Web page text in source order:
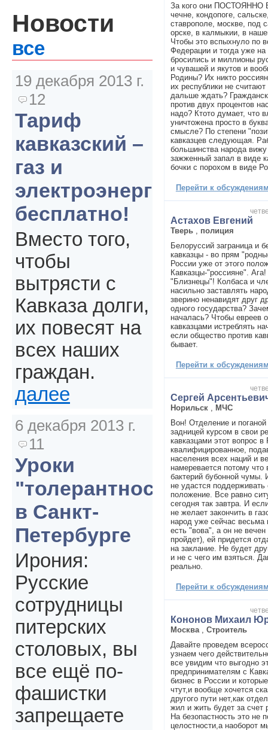
За кого они
чечне, кондопоге,
ставрополе, москве, под
орске, в калмыкии, в
Чтобы это вспыхнуло по
Федерации и тогда уже на
бросились и миллионы
и чувашей и якутов и
Родины? Их никто
их республики не
дальше ждать?
против двух процентов
надо? Ктото думает, что
уничтожена просто в
смысле? По степени
кавказцев следующая.
большинства народа
зажженный запал в виде
бочки с порохом в виде
Перейти к
Астахов Евгений
Тверь
полиция
Белоруссий заграница и
кавказцы - во прям
России уже от этого
Кавказцы-"россияне".
"Близнецы"! Колбаса и
насильно заставлять
зверино ненавидят друг
одного государства?
началась? Чтобы евреев
кавказцами истреблять
если общество против
бывает.
Перейти к
Сергей
Норильск
МЧС
Вон! Отделение и
задницей курсом в свои
кавказцами этот вопрос
квалифицированное,
населения всех наций и
намеревается потому
бактерий бубонной чумы.
не удастся
положение. Все равно
сегодня так завтра. И
не желает закончить в
народ уже сейчас весьма
есть "вова", а он не
пройдет), ей придется
на заклание. Не будет
и не с чего им взяться.
реально.
Перейти к
Кононов Михаил
Москва
Строитель
Давайте проведем
узнаем чего
все увидим что выгодно
предпринимателям с
бизнес в России и
чтут,и вообще хочется
другого пути нет,как
жил и жить будет за счет
На безопастность это не
целостности,а наоборот
Новости
все
19 декабря 2013 г.
12
Тариф
кавказский –
газ и
электроэнергия
бесплатно!
Вместо того,
чтобы
вытрясти с
Кавказа долги,
их повесят на
всех наших
граждан.
далее
6 декабря 2013 г.
11
Уроки
"толерантности"
в Санкт-
Петербурге
Ирония:
Русские
сотрудницы
питерских
столовых, вы
все ещё по-
фашистки
запрещаете